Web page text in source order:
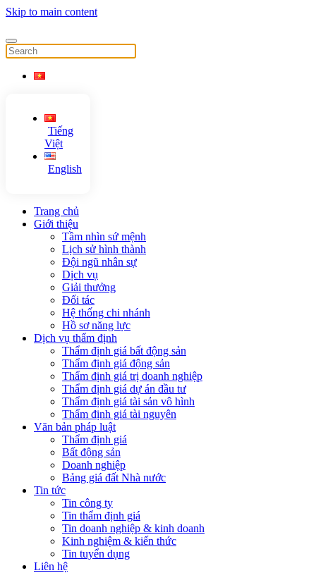
Skip to main content
Tiếng
Việt
English
Trang chủ
Giới thiệu
Tầm nhìn sứ mệnh
Lịch sử hình thành
Đội ngũ nhân sự
Dịch vụ
Giải thưởng
Đối tác
Hệ thống chi nhánh
Hồ sơ năng lực
Dịch vụ thẩm định
Thẩm định giá bất động sản
Thẩm định giá động sản
Thẩm định giá trị doanh nghiệp
Thẩm định giá dự án đầu tư
Thẩm định giá tài sản vô hình
Thẩm định giá tài nguyên
Văn bản pháp luật
Thẩm định giá
Bất động sản
Doanh nghiệp
Bảng giá đất Nhà nước
Tin tức
Tin công ty
Tin thẩm định giá
Tin doanh nghiệp & kinh doanh
Kinh nghiệm & kiến thức
Tin tuyển dụng
Liên hệ